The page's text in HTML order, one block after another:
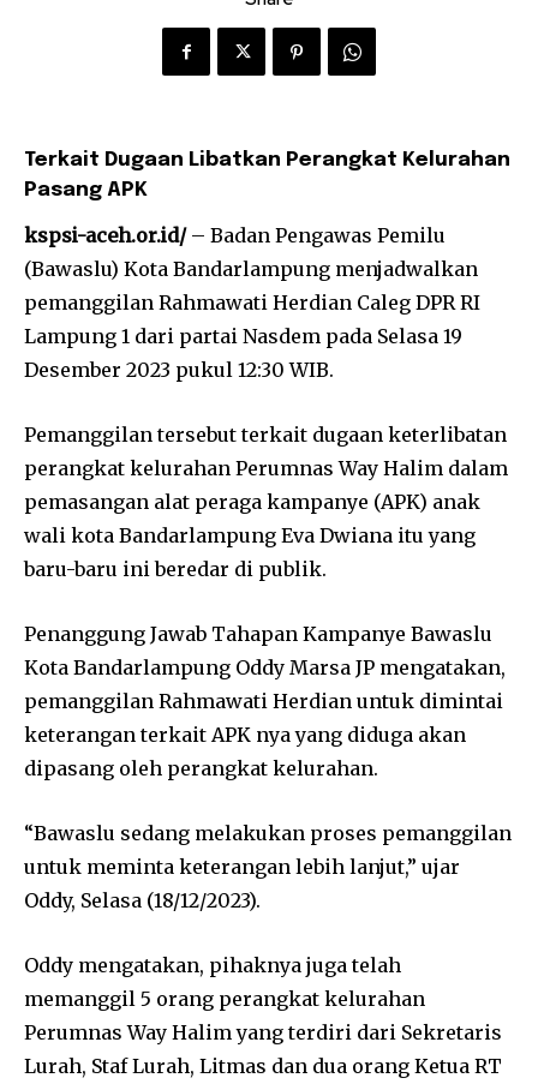
Terkait Dugaan Libatkan Perangkat Kelurahan
Pasang APK
kspsi-aceh.or.id/– Badan Pengawas Pemilu
(Bawaslu) Kota Bandarlampung menjadwalkan
pemanggilan Rahmawati Herdian Caleg DPR RI
Lampung 1 dari partai Nasdem pada Selasa 19
Desember 2023 pukul 12:30 WIB.
Pemanggilan tersebut terkait dugaan keterlibatan
perangkat kelurahan Perumnas Way Halim dalam
pemasangan alat peraga kampanye (APK) anak
wali kota Bandarlampung Eva Dwiana itu yang
baru-baru ini beredar di publik.
Penanggung Jawab Tahapan Kampanye Bawaslu
Kota Bandarlampung Oddy Marsa JP mengatakan,
pemanggilan Rahmawati Herdian untuk dimintai
keterangan terkait APK nya yang diduga akan
dipasang oleh perangkat kelurahan.
“Bawaslu sedang melakukan proses pemanggilan
untuk meminta keterangan lebih lanjut,” ujar
Oddy, Selasa (18/12/2023).
Oddy mengatakan, pihaknya juga telah
memanggil 5 orang perangkat kelurahan
Perumnas Way Halim yang terdiri dari Sekretaris
Lurah, Staf Lurah, Litmas dan dua orang Ketua RT